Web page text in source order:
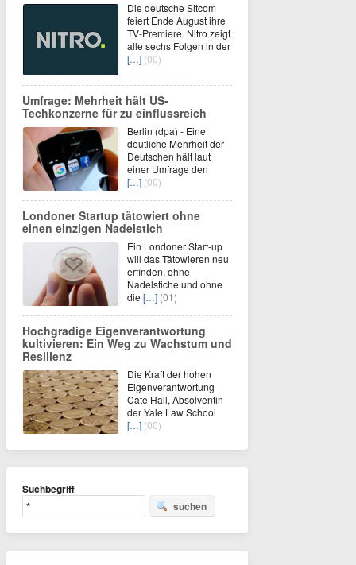
Die deutsche Sitcom
feiert Ende August ihre
TV-Premiere. Nitro zeigt
alle sechs Folgen in der
[…] (00)
Umfrage: Mehrheit hält US-
Techkonzerne für zu einflussreich
Berlin (dpa) - Eine
deutliche Mehrheit der
Deutschen hält laut
einer Umfrage den
[…] (00)
Londoner Startup tätowiert ohne
einen einzigen Nadelstich
Ein Londoner Start-up
will das Tätowieren neu
erfinden, ohne
Nadelstiche und ohne
die […] (01)
Hochgradige Eigenverantwortung
kultivieren: Ein Weg zu Wachstum und
Resilienz
Die Kraft der hohen
Eigenverantwortung
Cate Hall, Absolventin
der Yale Law School
[…] (00)
Suchbegriff
suchen